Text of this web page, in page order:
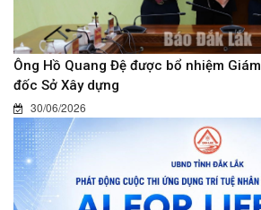
Ông Hồ Quang Đệ được bổ nhiệm Giám
đốc Sở Xây dựng
30/06/2026